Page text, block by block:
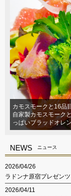
カモスモークと16品
自家製カモスモーク
っぱいブラッドオレ
NEWS ニュース
2026/04/26
ラドンナ原宿プレゼン
2026/04/11